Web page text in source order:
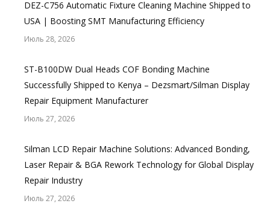
DEZ-C756 Automatic Fixture Cleaning Machine Shipped to
USA | Boosting SMT Manufacturing Efficiency
Июль 28, 2026
ST-B100DW Dual Heads COF Bonding Machine
Successfully Shipped to Kenya – Dezsmart/Silman Display
Repair Equipment Manufacturer
Июль 27, 2026
Silman LCD Repair Machine Solutions: Advanced Bonding,
Laser Repair & BGA Rework Technology for Global Display
Repair Industry
Июль 27, 2026